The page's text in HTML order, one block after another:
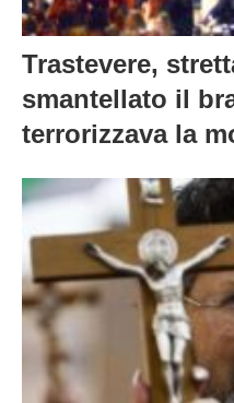
Trastevere,
smantellato il
terrorizzava la